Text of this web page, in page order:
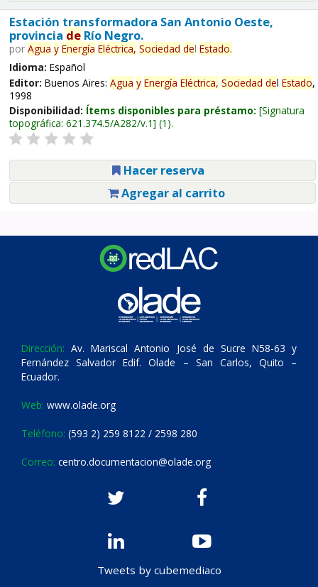
Estación transformadora San Antonio Oeste,
provincia deRío Negro.
por Agua y Energía Eléctrica, Sociedad del Estado.
Idioma: Español
Editor: Buenos Aires: Agua y Energía Eléctrica, Sociedad del Estado,
1998
Disponibilidad: Ítems disponibles para préstamo: Signatura
topográfica: 621.374.5/A282/v.1 (1).
Hacer reserva
Agregar al carrito
Dirección: Av. Mariscal Antonio José de Sucre N58-63 y
Fernández Salvador Edif. Olade – San Carlos, Quito –
Ecuador.
Web: www.olade.org
Teléfono: (593 2) 259 8122 / 2598 280
Correo: centro.documentacion@olade.org
Tweets by cubemediaco